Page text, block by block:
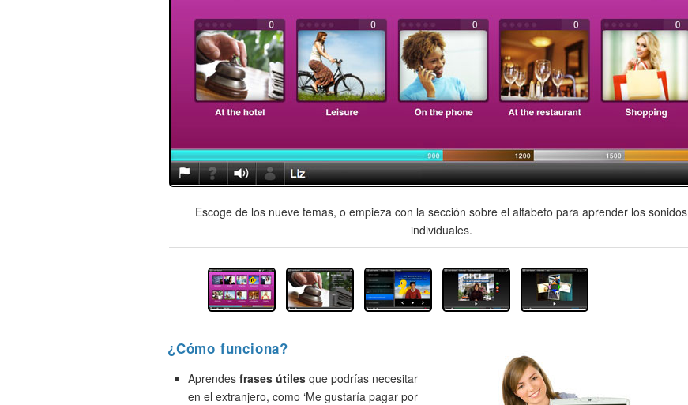
Escoge de los nueve temas, o empieza con la sección sobre el alfabeto para aprender los sonidos
individuales.
¿Cómo funciona?
Aprendes frases útiles que podrías necesitar
en el extranjero, como ‘Me gustaría pagar por